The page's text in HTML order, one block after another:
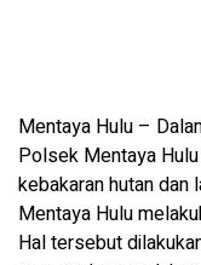
Mentaya Hulu –
Polsek Mentaya
kebakaran hutan dan
Mentaya Hulu
Hal tersebut